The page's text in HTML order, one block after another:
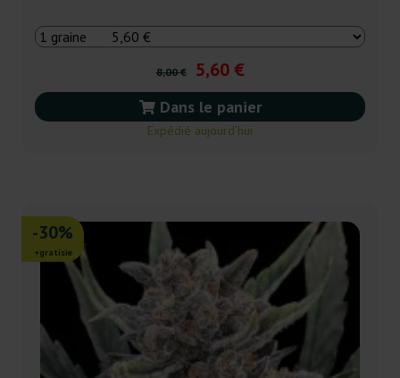
8,00 € 5,60 €
Dans le panier
Expédié aujourd’hui
-30%
+gratisie